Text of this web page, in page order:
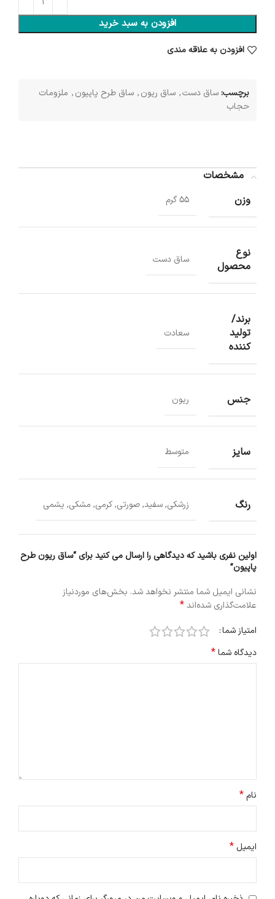
افزودن به سبد خرید
افزودن به علاقه مندی
برچسب:ساق دست, ساق ریون, ساق طرح پاپیون, ملزومات
حجاب
مشخصات
وزن
55 گرم
نوع
محصول
ساق دست
برند/
تولید
کننده
سعادت
جنس ریون
سایز متوسط
رنگ زرشکی, سفید, صورتی, کرمی, مشکی, یشمی
اولین نفری باشید که دیدگاهی را ارسال می کنید برای “ساق ریون طرح
پاپیون”
نشانی ایمیل شما منتشر نخواهد شد. بخش‌های موردنیاز
علامت‌گذاری شده‌اند*
امتیاز شما
دیدگاه شما*
نام*
ایمیل*